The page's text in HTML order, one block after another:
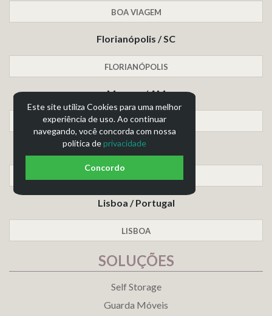
BOA VIAGEM
Florianópolis / SC
FLORIANÓPOLIS
Manaus / AM
MANAUS
Salvador / BA
Lisboa / Portugal
LISBOA
SOLUÇÕES
Self Storage
Guarda Móveis
Este site utiliza Cookies para uma melhor
experiência de uso. Ao continuar
navegando, você concorda com nossa
política deprivacidade
Concordo